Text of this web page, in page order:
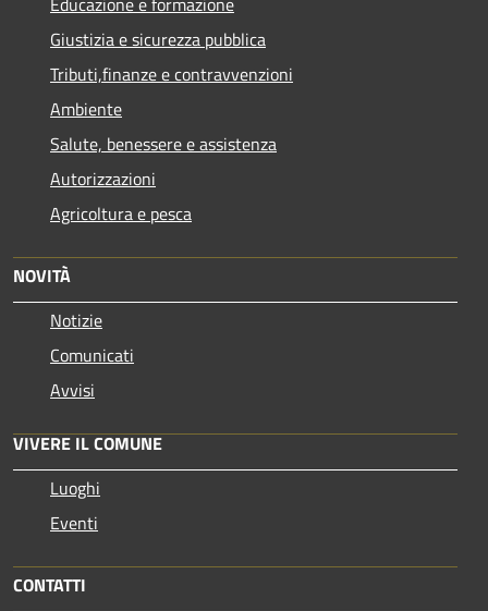
Giustizia e sicurezza pubblica
Tributi,finanze e contravvenzioni
Ambiente
Salute, benessere e assistenza
Autorizzazioni
Agricoltura e pesca
NOVITÀ
Notizie
Comunicati
Avvisi
VIVERE IL COMUNE
Luoghi
Eventi
CONTATTI